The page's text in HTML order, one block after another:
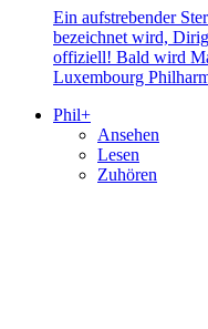
Ein aufstrebender
bezeichnet wird,
offiziell! Bald wird
Luxembourg
Phil+
Ansehen
Lesen
Zuhören